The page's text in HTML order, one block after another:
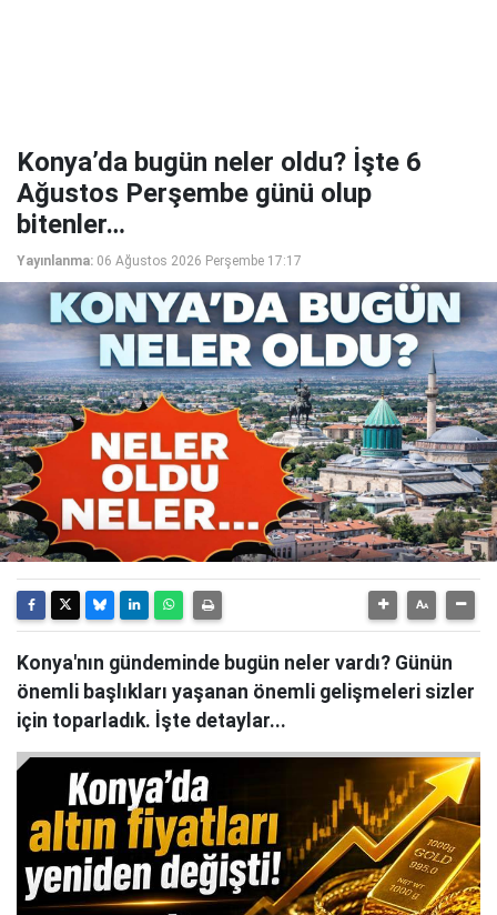
Konya’da bugün neler oldu? İşte 6
Ağustos Perşembe günü olup
bitenler…
Yayınlanma: 06 Ağustos 2026 Perşembe 17:17
Konya'nın gündeminde bugün neler vardı? Günün
önemli başlıkları yaşanan önemli gelişmeleri sizler
için toparladık. İşte detaylar...